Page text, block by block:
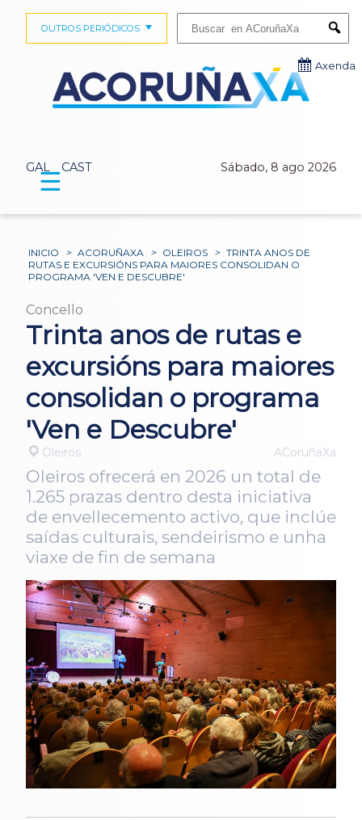
GAL CAST Sábado, 8 ago 2026
OUTROS PERIÓDICOS
Axenda
☰
INICIO > ACORUÑAXA > OLEIROS > TRINTA ANOS DE
RUTAS E EXCURSIÓNS PARA MAIORES CONSOLIDAN O
PROGRAMA 'VEN E DESCUBRE'
Concello
Trinta anos de rutas e
excursións para maiores
consolidan o programa
'Ven e Descubre'
Oleiros ACoruñaXa
Oleiros ofrecerá en 2026 un total de
1.265 prazas dentro desta iniciativa
de envellecemento activo, que inclúe
saídas culturais, sendeirismo e unha
viaxe de fin de semana